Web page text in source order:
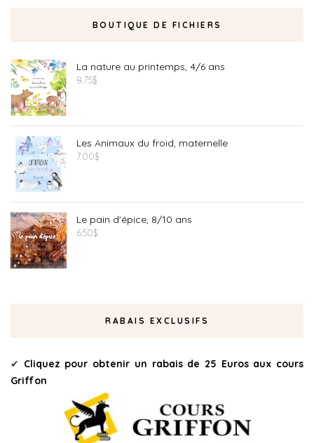
BOUTIQUE DE FICHIERS
La nature au printemps, 4/6 ans
8.75$
Les Animaux du froid, maternelle
7.00$
Le pain d'épice, 8/10 ans
6.50$
RABAIS EXCLUSIFS
✔ Cliquez pour obtenir un rabais de 25 Euros aux cours
Griffon